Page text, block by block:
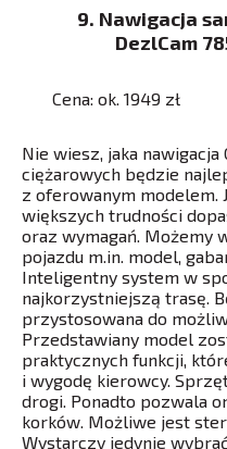
9. Nawigacja
DezlCam
Cena: ok. 1949 zł
Nie wiesz, jaka nawigacja
ciężarowych będzie
z oferowanym modelem.
większych trudności
oraz wymagań. Możemy
pojazdu m.in. model,
Inteligentny system w
najkorzystniejszą trasę.
przystosowana do
Przedstawiany model
praktycznych funkcji,
i wygodę kierowcy.
drogi. Ponadto pozwala
korków. Możliwe jest
Wystarczy jedynie